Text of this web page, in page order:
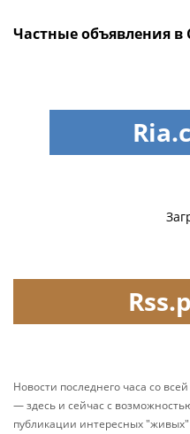
Частные объявления в
Новости последнего часа со
— здесь и сейчас с
публикации интересных